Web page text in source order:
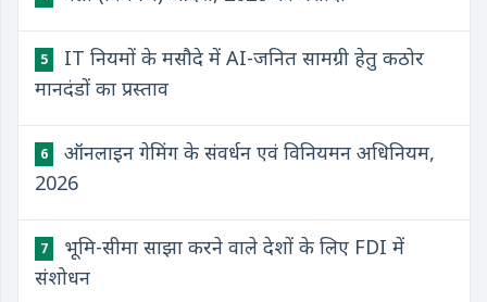
5
IT नियमों के मसौदे में AI-जनित सामग्री हेतु कठोर
मानदंडों का प्रस्ताव
6
ऑनलाइन गेमिंग के संवर्धन एवं विनियमन अधिनियम,
2026
7
भूमि-सीमा साझा करने वाले देशों के लिए FDI में
संशोधन